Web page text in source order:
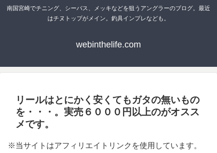
南国宮崎でチニング、シーバス、メッキなどを狙うアングラーのブログ。最近
はチヌトップがメイン。釣具インプレなども。
webinthelife.com
リールはとにかく安くてもガタの無いもの
を・・・。実売６０００円以上のがオスス
メです。
※当サイトはアフィリエイトリンクを使用しています。